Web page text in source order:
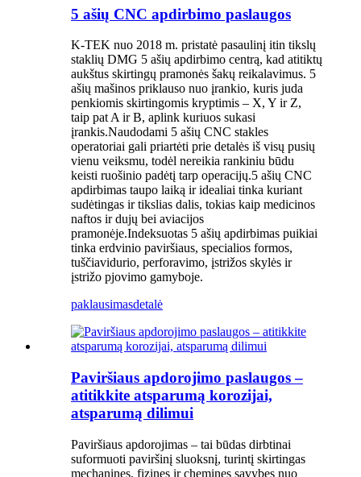
5 ašių CNC apdirbimo paslaugos
K-TEK nuo 2018 m. pristatė pasaulinį itin tikslų
staklių DMG 5 ašių apdirbimo centrą, kad atitiktų
aukštus skirtingų pramonės šakų reikalavimus. 5
ašių mašinos priklauso nuo įrankio, kuris juda
penkiomis skirtingomis kryptimis – X, Y ir Z,
taip pat A ir B, aplink kuriuos sukasi
įrankis.Naudodami 5 ašių CNC stakles
operatoriai gali priartėti prie detalės iš visų pusių
vienu veiksmu, todėl nereikia rankiniu būdu
keisti ruošinio padėtį tarp operacijų.5 ašių CNC
apdirbimas taupo laiką ir idealiai tinka kuriant
sudėtingas ir tikslias dalis, tokias kaip medicinos
naftos ir dujų bei aviacijos
pramonėje.Indeksuotas 5 ašių apdirbimas puikiai
tinka erdvinio paviršiaus, specialios formos,
tuščiavidurio, perforavimo, įstrižos skylės ir
įstrižo pjovimo gamyboje.
paklausimasdetalė
Paviršiaus apdorojimo paslaugos –
atitikkite atsparumą korozijai,
atsparumą dilimui
Paviršiaus apdorojimas – tai būdas dirbtinai
suformuoti paviršinį sluoksnį, turintį skirtingas
mechanines, fizines ir chemines savybes nuo